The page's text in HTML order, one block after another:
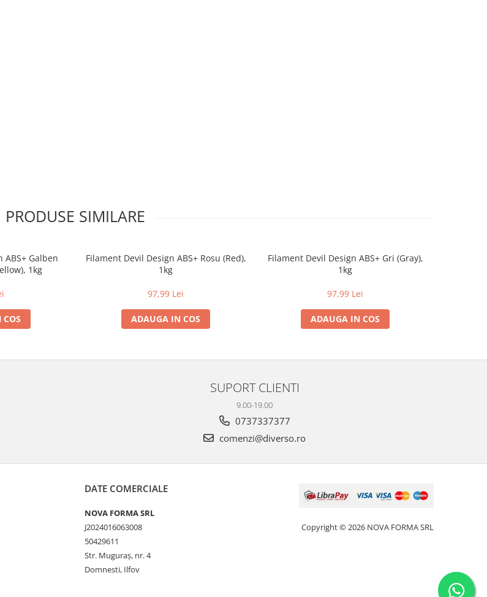
PRODUSE SIMILARE
ABS+ Galben
1kg
Filament Devil Design ABS+ Rosu (Red),
1kg
97,99 Lei
ADAUGA IN COS
Filament Devil Design ABS+ Gri (Gray),
1kg
97,99 Lei
ADAUGA IN COS
SUPORT CLIENTI
9.00-19.00
0737337377
comenzi@diverso.ro
DATE COMERCIALE
NOVA FORMA SRL
J2024016063008
50429611
Str. Muguraș, nr. 4
Domnesti, Ilfov
Copyright © 2026 NOVA FORMA SRL